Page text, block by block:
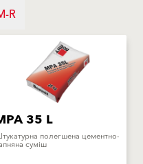
R
35 L
полегшена цементно-
суміш